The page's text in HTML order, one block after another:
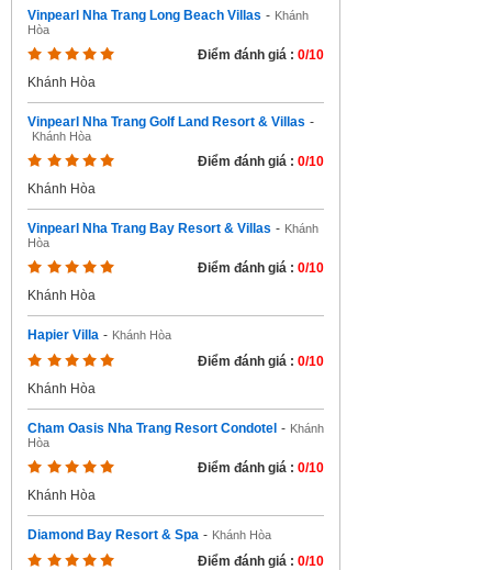
Vinpearl Nha Trang Long Beach Villas - Khánh
Hòa
Điểm đánh giá : 0/10
Khánh Hòa
Vinpearl Nha Trang Golf Land Resort & Villas -
Khánh Hòa
Điểm đánh giá : 0/10
Khánh Hòa
Vinpearl Nha Trang Bay Resort & Villas - Khánh
Hòa
Điểm đánh giá : 0/10
Khánh Hòa
Hapier Villa - Khánh Hòa
Điểm đánh giá : 0/10
Khánh Hòa
Cham Oasis Nha Trang Resort Condotel - Khánh
Hòa
Điểm đánh giá : 0/10
Khánh Hòa
Diamond Bay Resort & Spa - Khánh Hòa
Điểm đánh giá : 0/10